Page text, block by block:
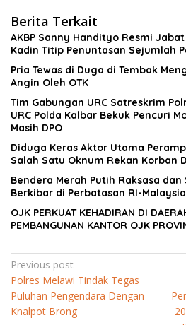
Berita Terkait
AKBP Sanny Handityo Resmi
Kadin Titip Penuntasan Sejumlah
Pria Tewas di Duga di Tembak
Angin Oleh OTK
Tim Gabungan URC Satreskrim
URC Polda Kalbar Bekuk Pencuri
Masih DPO
Diduga Keras Aktor Utama
Salah Satu Oknum Rekan Korban
Bendera Merah Putih Raksasa
Berkibar di Perbatasan RI-Malaysia
OJK PERKUAT KEHADIRAN DI
PEMBANGUNAN KANTOR OJK
Navigasi
pos
Previous post
Polres Melawi Tindak Tegas
Puluhan Pengendara Dengan
Knalpot Brong